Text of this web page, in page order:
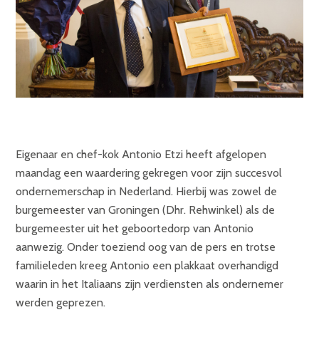
Eigenaar en chef-kok Antonio Etzi heeft afgelopen
maandag een waardering gekregen voor zijn succesvol
ondernemerschap in Nederland. Hierbij was zowel de
burgemeester van Groningen (Dhr. Rehwinkel) als de
burgemeester uit het geboortedorp van Antonio
aanwezig. Onder toeziend oog van de pers en trotse
familieleden kreeg Antonio een plakkaat overhandigd
waarin in het Italiaans zijn verdiensten als ondernemer
werden geprezen.